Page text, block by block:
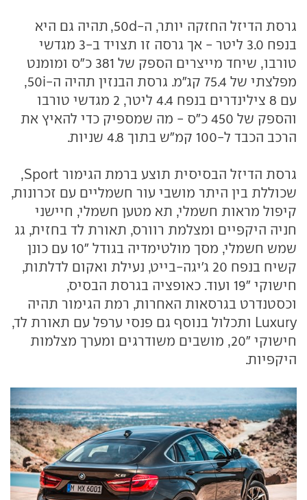
גרסת הדיזל החזקה יותר, ה-50d, תהיה גם היא
בנפח 3.0 ליטר - אך גרסה זו תצויד ב-3 מגדשי
טורבו, שיחד מייצרים הספק של 381 כ"ס ומומנט
מפלצתי של 75.4 קג"מ. גרסת הבנזין תהיה ה-50i,
עם 8 צילינדרים בנפח 4.4 ליטר, 2 מגדשי טורבו
והספק של 450 כ"ס - מה שמספיק כדי להאיץ את
הרכב הכבד ל-100 קמ"ש בתוך 4.8 שניות.
גרסת הדיזל הבסיסית תוצע ברמת הגימור Sport,
שכוללת בין היתר מושבי עור חשמליים עם זכרונות,
קיפול מראות חשמלי, תא מטען חשמלי, חיישני
חניה היקפיים ומצלמת רוורס, תאורת לד בחזית, גג
שמש חשמלי, מסך מולטימדיה בגודל "10 עם כונן
קשיח בנפח 20 ג'יגה-בייט, נעילת ואקום לדלתות,
חישוקי "19 ועוד. כאופציה בגרסת הבסיס,
וכסטנדרט בגרסאות האחרות, רמת הגימור תהיה
Luxury ותכלול בנוסף גם פנסי ערפל עם תאורת לד,
חישוקי "20, מושבים משודרגים ומערך מצלמות
היקפיות.